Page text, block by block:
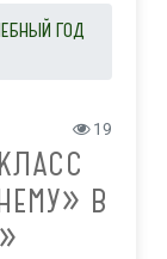
ГОД
19
В